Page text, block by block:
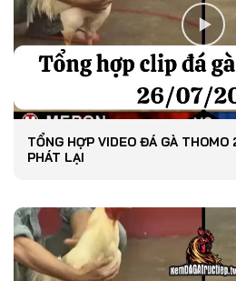
TỔNG HỢP VIDEO ĐÁ GÀ
PHÁT LẠI